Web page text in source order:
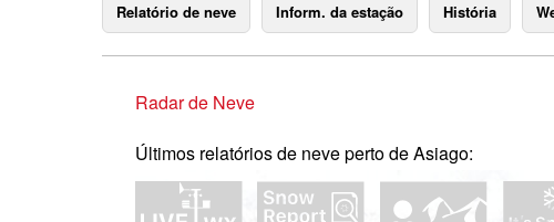
Relatório de neve Inform. da estação História
Radar de Neve
Últimos relatórios de neve perto de Asiago: